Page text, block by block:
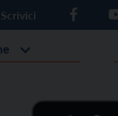
Scrivici